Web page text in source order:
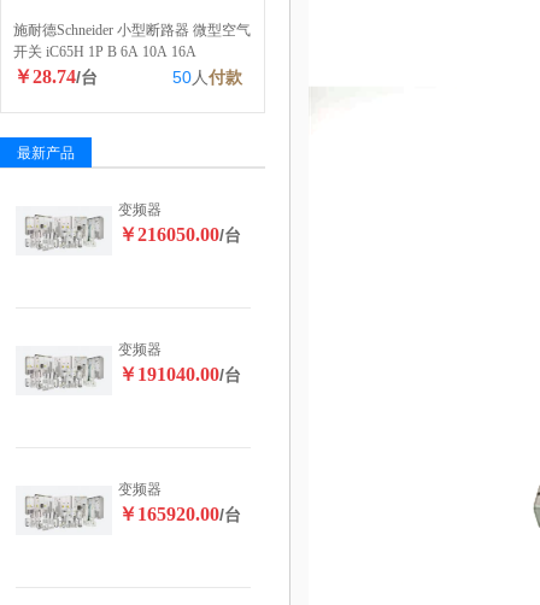
施耐德Schneider 小型断路器 微型空气
开关 iC65H 1P B 6A 10A 16A
￥28.74/台 50人付款
最新产品
变频器
￥216050.00/台
变频器
￥191040.00/台
变频器
￥165920.00/台